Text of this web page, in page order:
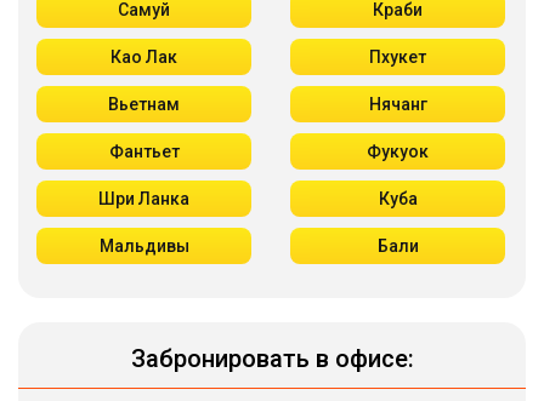
Самуй Краби
Као Лак Пхукет
Вьетнам Нячанг
Фантьет Фукуок
Шри Ланка Куба
Мальдивы Бали
Забронировать в офисе: